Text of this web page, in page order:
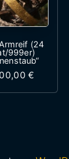
Die
€ bis 210,00 €
mehrere
(24
999er)
€
Dieses